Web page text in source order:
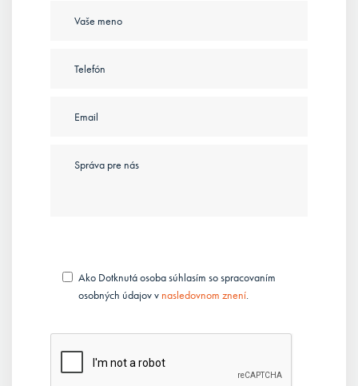
Ako Dotknutá osoba súhlasím so spracovaním
osobných údajov v nasledovnom znení.